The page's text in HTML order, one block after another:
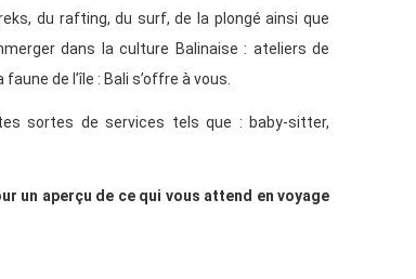
du rafting, du surf, de la plongé ainsi que
dans la culture Balinaise : ateliers de
de l’île : Bali s’offre à vous.
sortes de services tels que : baby-sitter,
un aperçu de ce qui vous attend en voyage